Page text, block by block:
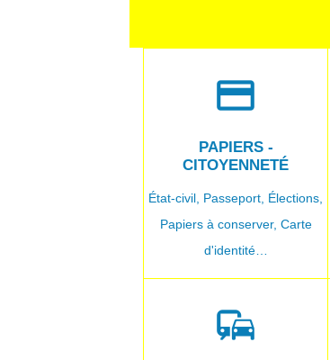
credit_card
PAPIERS -
CITOYENNETÉ
État-civil, Passeport, Élections,
Papiers à conserver, Carte
d'identité…
commute